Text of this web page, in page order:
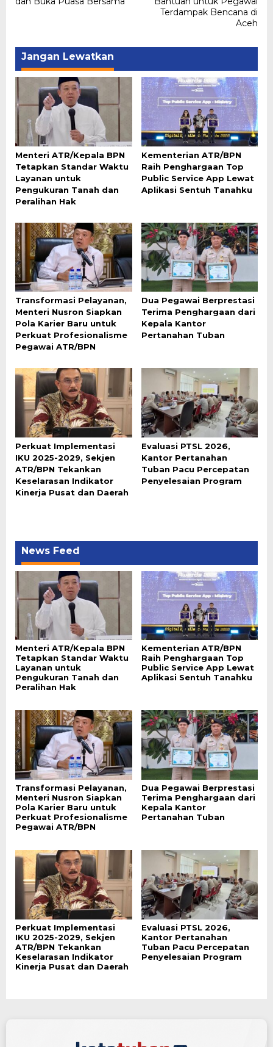
Terdampak Bencana di
Aceh
Jangan Lewatkan
Menteri ATR/Kepala BPN
Tetapkan Standar Waktu
Layanan untuk
Pengukuran Tanah dan
Peralihan Hak
Kementerian ATR/BPN
Raih Penghargaan Top
Public Service App Lewat
Aplikasi Sentuh Tanahku
Transformasi Pelayanan,
Menteri Nusron Siapkan
Pola Karier Baru untuk
Perkuat Profesionalisme
Pegawai ATR/BPN
Dua Pegawai Berprestasi
Terima Penghargaan dari
Kepala Kantor
Pertanahan Tuban
Perkuat Implementasi
IKU 2025-2029, Sekjen
ATR/BPN Tekankan
Keselarasan Indikator
Kinerja Pusat dan Daerah
Evaluasi PTSL 2026,
Kantor Pertanahan
Tuban Pacu Percepatan
Penyelesaian Program
News Feed
Menteri ATR/Kepala BPN
Tetapkan Standar Waktu
Layanan untuk
Pengukuran Tanah dan
Peralihan Hak
Kementerian ATR/BPN
Raih Penghargaan Top
Public Service App Lewat
Aplikasi Sentuh Tanahku
Transformasi Pelayanan,
Menteri Nusron Siapkan
Pola Karier Baru untuk
Perkuat Profesionalisme
Pegawai ATR/BPN
Dua Pegawai Berprestasi
Terima Penghargaan dari
Kepala Kantor
Pertanahan Tuban
Perkuat Implementasi
IKU 2025-2029, Sekjen
ATR/BPN Tekankan
Keselarasan Indikator
Kinerja Pusat dan Daerah
Evaluasi PTSL 2026,
Kantor Pertanahan
Tuban Pacu Percepatan
Penyelesaian Program